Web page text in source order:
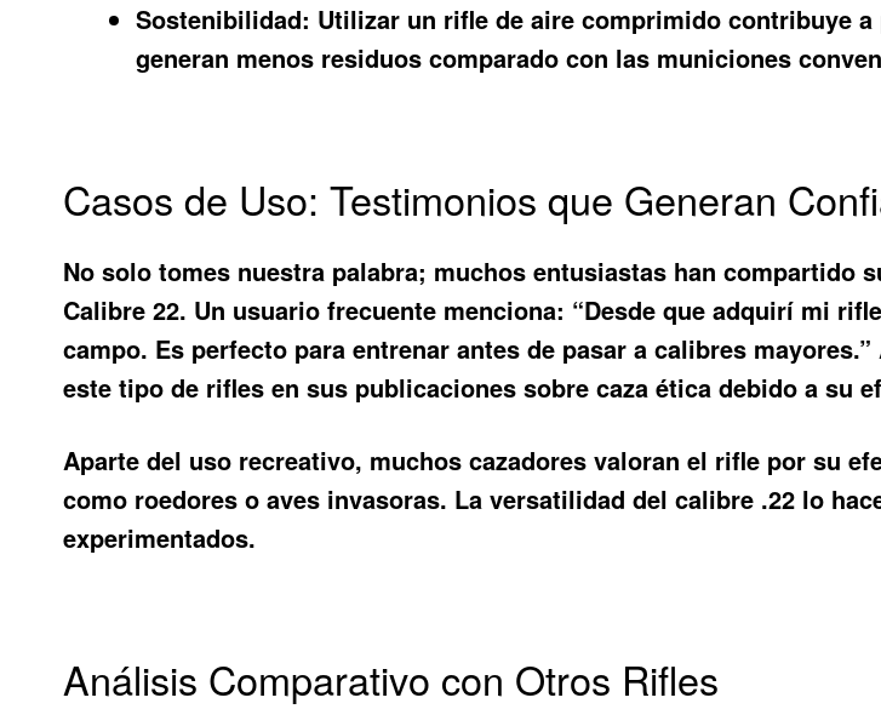
Sostenibilidad: Utilizar un rifle de aire comprimido contribuye
generan menos residuos comparado con las municiones
Casos de Uso: Testimonios que Generan
No solo tomes nuestra palabra; muchos entusiastas han compartido
Calibre 22. Un usuario frecuente menciona: “Desde que adquirí mi
campo. Es perfecto para entrenar antes de pasar a calibres
este tipo de rifles en sus publicaciones sobre caza ética debido a su
Aparte del uso recreativo, muchos cazadores valoran el rifle por su
como roedores o aves invasoras. La versatilidad del calibre .22 lo
experimentados.
Análisis Comparativo con Otros Rifles